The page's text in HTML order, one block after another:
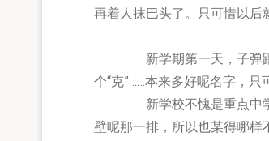
再着人抹巴头了。只可惜以后
新学期第一天，子弹跟的
个“克”……本来多好呢名字，
新学校不愧是重点中学，
壁呢那一排，所以也某得哪